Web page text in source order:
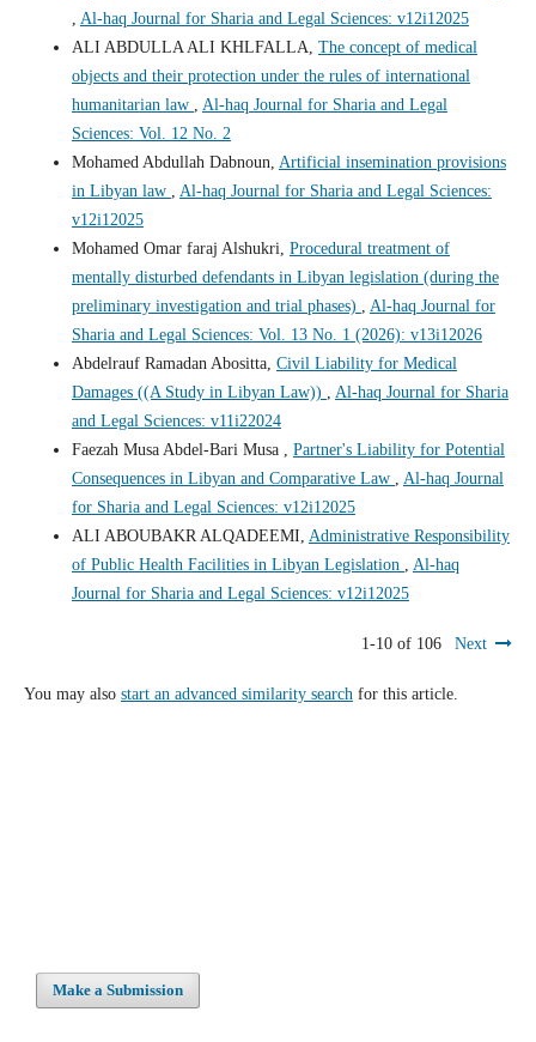
Al-haq Journal for Sharia and Legal Sciences: v12i12025
ALI ABDULLA ALI KHLFALLA, The concept of medical
objects and their protection under the rules of international
humanitarian law
Al-haq Journal for Sharia and Legal
Sciences: Vol. 12 No. 2
Mohamed Abdullah Dabnoun, Artificial insemination provisions
in Libyan law
Al-haq Journal for Sharia and Legal Sciences:
v12i12025
Mohamed Omar faraj Alshukri, Procedural treatment of
mentally disturbed defendants in Libyan legislation (during the
preliminary investigation and trial phases)
Al-haq Journal for
Sharia and Legal Sciences: Vol. 13 No. 1 (2026): v13i12026
Abdelrauf Ramadan Abositta, Civil Liability for Medical
Damages ((A Study in Libyan Law))
Al-haq Journal for Sharia
and Legal Sciences: v11i22024
Faezah Musa Abdel-Bari Musa , Partner's Liability for Potential
Consequences in Libyan and Comparative Law
Al-haq Journal
for Sharia and Legal Sciences: v12i12025
ALI ABOUBAKR ALQADEEMI, Administrative Responsibility
of Public Health Facilities in Libyan Legislation
Al-haq
Journal for Sharia and Legal Sciences: v12i12025
1-10 of 106 Next
You may also start an advanced similarity search for this article.
Make a Submission